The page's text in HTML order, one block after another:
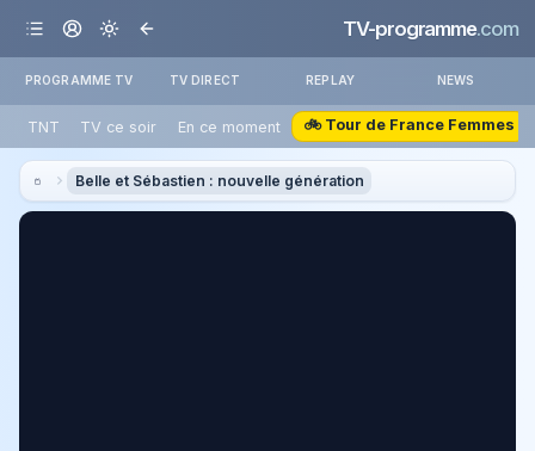
TV-programme.com
PROGRAMME TV TV DIRECT REPLAY NEWS
TNT TV ce soir En ce moment 🚲 Tour de France Femmes
Belle et Sébastien : nouvelle génération